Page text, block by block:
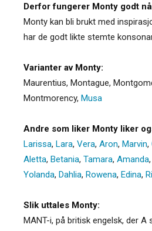
Derfor fungerer Monty godt
Monty kan bli brukt med
har de godt likte stemte
Varianter av Monty:
Maurentius, Montague,
Montmorency, Musa
Andre som liker Monty liker
Larissa, Lara, Vera, Aron, Marvin,
Aletta, Betania, Tamara, Amanda,
Yolanda, Dahlia, Rowena, Edina,
Slik uttales Monty:
MANT-i, på britisk engelsk, der